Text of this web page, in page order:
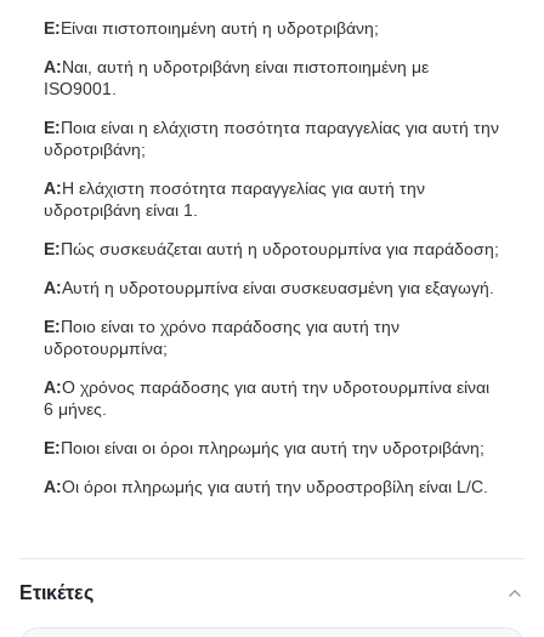
Ε:Είναι πιστοποιημένη αυτή η υδροτριβάνη;
Α:Ναι, αυτή η υδροτριβάνη είναι πιστοποιημένη με
ISO9001.
Ε:Ποια είναι η ελάχιστη ποσότητα παραγγελίας για αυτή την
υδροτριβάνη;
Α:Η ελάχιστη ποσότητα παραγγελίας για αυτή την
υδροτριβάνη είναι 1.
Ε:Πώς συσκευάζεται αυτή η υδροτουρμπίνα για παράδοση;
Α:Αυτή η υδροτουρμπίνα είναι συσκευασμένη για εξαγωγή.
Ε:Ποιο είναι το χρόνο παράδοσης για αυτή την
υδροτουρμπίνα;
Α:Ο χρόνος παράδοσης για αυτή την υδροτουρμπίνα είναι
6 μήνες.
Ε:Ποιοι είναι οι όροι πληρωμής για αυτή την υδροτριβάνη;
Α:Οι όροι πληρωμής για αυτή την υδροστροβίλη είναι L/C.
Ετικέτες